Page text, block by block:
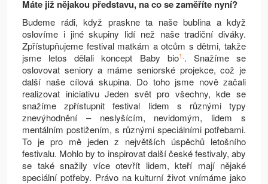
Máte již nějakou představu, na co se zaměříte nyní?
Budeme rádi, když praskne ta naše bublina a když
oslovíme i jiné skupiny lidí než naše tradiční diváky.
Zpřístupňujeme festival matkám a otcům s dětmi, takže
jsme letos dělali koncept Baby bio1.. Snažíme se
oslovovat seniory a máme seniorské projekce, což je
další naše cílová skupina. Do toho jsme nově začali
realizovat iniciativu Jeden svět pro všechny, kde se
snažíme zpřístupnit festival lidem s různými typy
znevýhodnění – neslyšícím, nevidomým, lidem s
mentálním postižením, s různými speciálními potřebami.
To je pro mě jeden z největších úspěchů letošního
festivalu. Mohlo by to inspirovat další české festivaly, aby
se také snažily více otevřít lidem, kteří mají nějaké
speciální potřeby. Právo na kulturní život vnímáme jako